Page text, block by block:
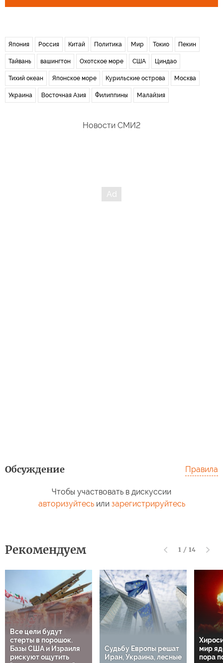
Япония Россия Китай Политика Мир Токио Пекин
Тайвань вашингтон Охотское море США Циндао
Тихий океан Японское море Курильские острова Москва
Украина Восточная Азия Филиппины Малайзия
Новости СМИ2
Обсуждение Правила
Чтобы участвовать в дискуссии
авторизуйтесьили зарегистрируйтесь
Рекомендуем 1 / 14
Все цели будут
стерты в порошок.
Базы США и Израиля
рискуют ощутить
Судьбу Европы решат
Иран, Украина, лесные
мир
пора